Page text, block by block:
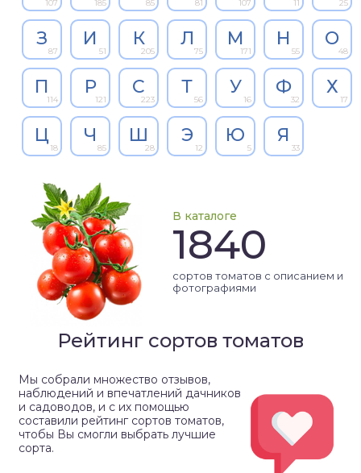
107 185 85 81 107 11 25
З
87
И
51
К
205
Л
75
М
171
Н
55
О
48
П
114
Р
121
С
223
Т
56
У
16
Ф
32
Х
17
Ц
18
Ч
85
Ш
28
Э
12
Ю
5
Я
33
В каталоге
1840
сортов томатов с описанием и
фотографиями
Рейтинг сортов томатов
Мы собрали множество отзывов,
наблюдений и впечатлений дачников
и садоводов, и с их помощью
составили рейтинг сортов томатов,
чтобы Вы смогли выбрать лучшие
сорта.